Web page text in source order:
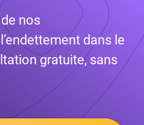
nos
dans le
gratuite, sans